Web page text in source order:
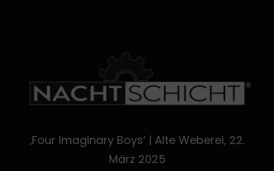
‚Four Imaginary Boys‘ | Alte Weberei, 22.
März 2025